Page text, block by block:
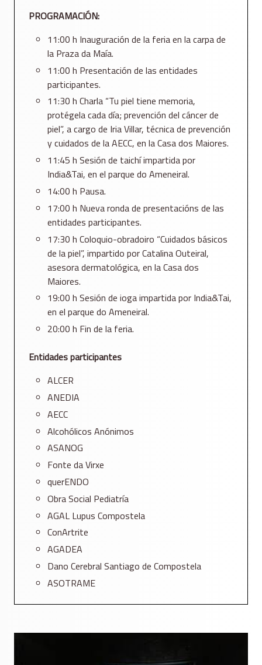
PROGRAMACIÓN:
11:00 h Inauguración de la feria en la carpa de
la Praza da Maía.
11:00 h Presentación de las entidades
participantes.
11:30 h Charla “Tu piel tiene memoria,
protégela cada día; prevención del cáncer de
piel”, a cargo de Iria Villar, técnica de prevención
y cuidados de la AECC, en la Casa dos Maiores.
11:45 h Sesión de taichí impartida por
India&Tai, en el parque do Ameneiral.
14:00 h Pausa.
17:00 h Nueva ronda de presentacións de las
entidades participantes.
17:30 h Coloquio-obradoiro “Cuidados básicos
de la piel”, impartido por Catalina Outeiral,
asesora dermatológica, en la Casa dos
Maiores.
19:00 h Sesión de ioga impartida por India&Tai,
en el parque do Ameneiral.
20:00 h Fin de la feria.
Entidades participantes
ALCER
ANEDIA
AECC
Alcohólicos Anónimos
ASANOG
Fonte da Virxe
querENDO
Obra Social Pediatría
AGAL Lupus Compostela
ConArtrite
AGADEA
Dano Cerebral Santiago de Compostela
ASOTRAME